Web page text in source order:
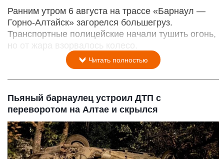
Ранним утром 6 августа на трассе «Барнаул —
Горно-Алтайск» загорелся большегруз.
Транспортные полицейские начали тушить огонь,
но от жара взорвалось колесо.
Читать полностью
Пьяный барнаулец устроил ДТП с
переворотом на Алтае и скрылся